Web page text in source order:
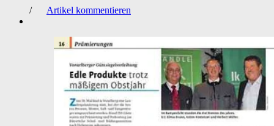
/
Artikel kommentieren